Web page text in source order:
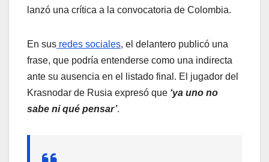
lanzó una crítica a la convocatoria de Colombia.
En sus redes sociales, el delantero publicó una
frase, que podría entenderse como una indirecta
ante su ausencia en el listado final. El jugador del
Krasnodar de Rusia expresó que ‘ya uno no
sabe ni qué pensar’.